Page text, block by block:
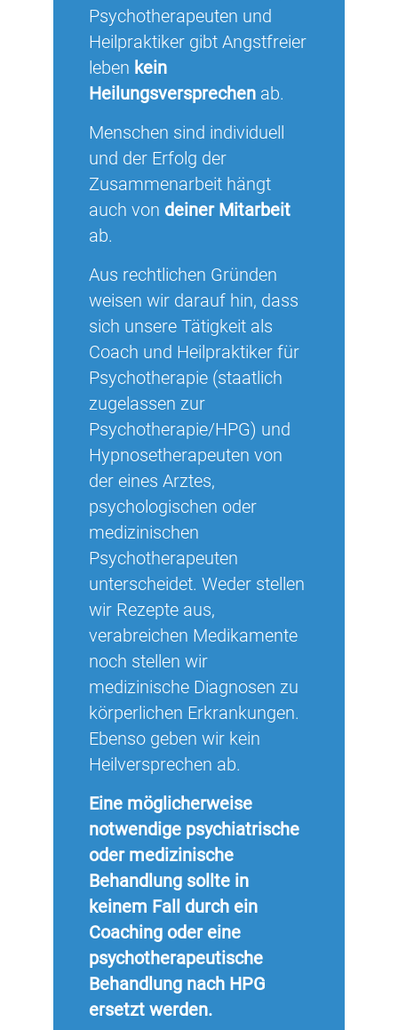
Psychotherapeuten und
Heilpraktiker gibt Angstfreier
leben kein
Heilungsversprechen ab.
Menschen sind individuell
und der Erfolg der
Zusammenarbeit hängt
auch von deiner Mitarbeit
ab.
Aus rechtlichen Gründen
weisen wir darauf hin, dass
sich unsere Tätigkeit als
Coach und Heilpraktiker für
Psychotherapie (staatlich
zugelassen zur
Psychotherapie/HPG) und
Hypnosetherapeuten von
der eines Arztes,
psychologischen oder
medizinischen
Psychotherapeuten
unterscheidet. Weder stellen
wir Rezepte aus,
verabreichen Medikamente
noch stellen wir
medizinische Diagnosen zu
körperlichen Erkrankungen.
Ebenso geben wir kein
Heilversprechen ab.
Eine möglicherweise
notwendige psychiatrische
oder medizinische
Behandlung sollte in
keinem Fall durch ein
Coaching oder eine
psychotherapeutische
Behandlung nach HPG
ersetzt werden.